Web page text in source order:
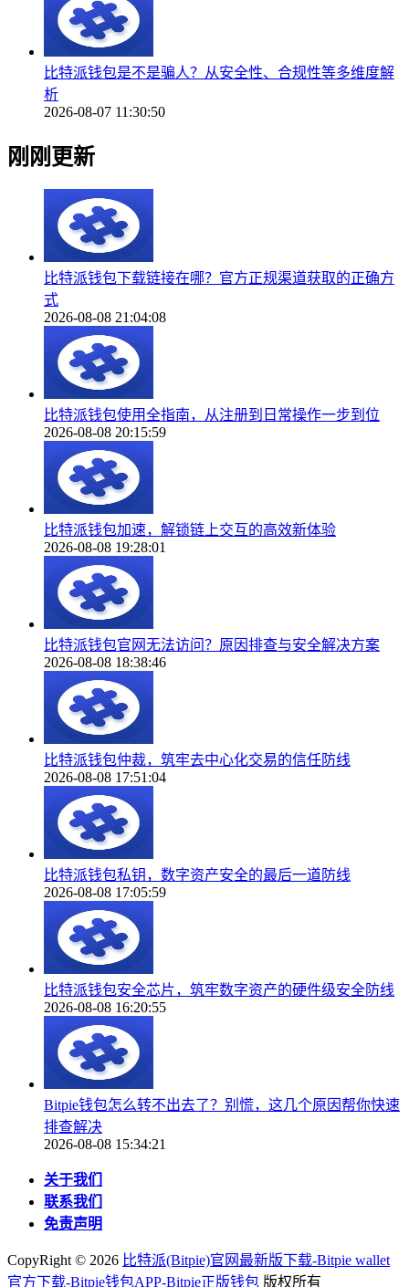
比特派钱包是不是骗人？从安全性、合规性等多维度解
析
2026-08-07 11:30:50
刚刚更新
比特派钱包下载链接在哪？官方正规渠道获取的正确方
式
2026-08-08 21:04:08
比特派钱包使用全指南，从注册到日常操作一步到位
2026-08-08 20:15:59
比特派钱包加速，解锁链上交互的高效新体验
2026-08-08 19:28:01
比特派钱包官网无法访问？原因排查与安全解决方案
2026-08-08 18:38:46
比特派钱包仲裁，筑牢去中心化交易的信任防线
2026-08-08 17:51:04
比特派钱包私钥，数字资产安全的最后一道防线
2026-08-08 17:05:59
比特派钱包安全芯片，筑牢数字资产的硬件级安全防线
2026-08-08 16:20:55
Bitpie钱包怎么转不出去了？别慌，这几个原因帮你快速
排查解决
2026-08-08 15:34:21
关于我们
联系我们
免责声明
CopyRight © 2026 比特派(Bitpie)官网最新版下载-Bitpie wallet
官方下载-Bitpie钱包APP-Bitpie正版钱包 版权所有